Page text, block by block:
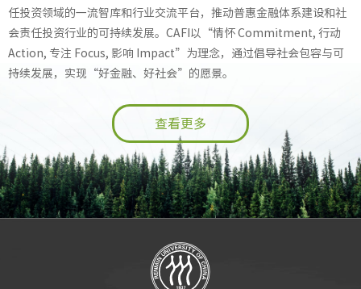
任投资领域的一流智库和行业交流平台，推动普惠金融体系建设和社
会责任投资行业的可持续发展。CAFI以“情怀 Commitment, 行动
Action, 专注 Focus, 影响 Impact”为理念，通过倡导社会包容与可
持续发展，实现“好金融、好社会”的愿景。
查看更多